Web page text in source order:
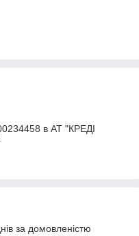
в АТ "КРЕДІ
за домовленістю